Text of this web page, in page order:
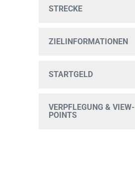
STRECKE
ZIELINFORMATIONEN
STARTGELD
VERPFLEGUNG & VIEW-
POINTS